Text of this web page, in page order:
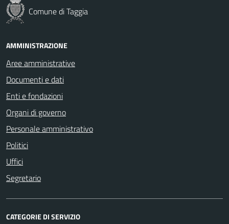
Comune di Taggia
AMMINISTRAZIONE
Aree amministrative
Documenti e dati
Enti e fondazioni
Organi di governo
Personale amministrativo
Politici
Uffici
Segretario
CATEGORIE DI SERVIZIO